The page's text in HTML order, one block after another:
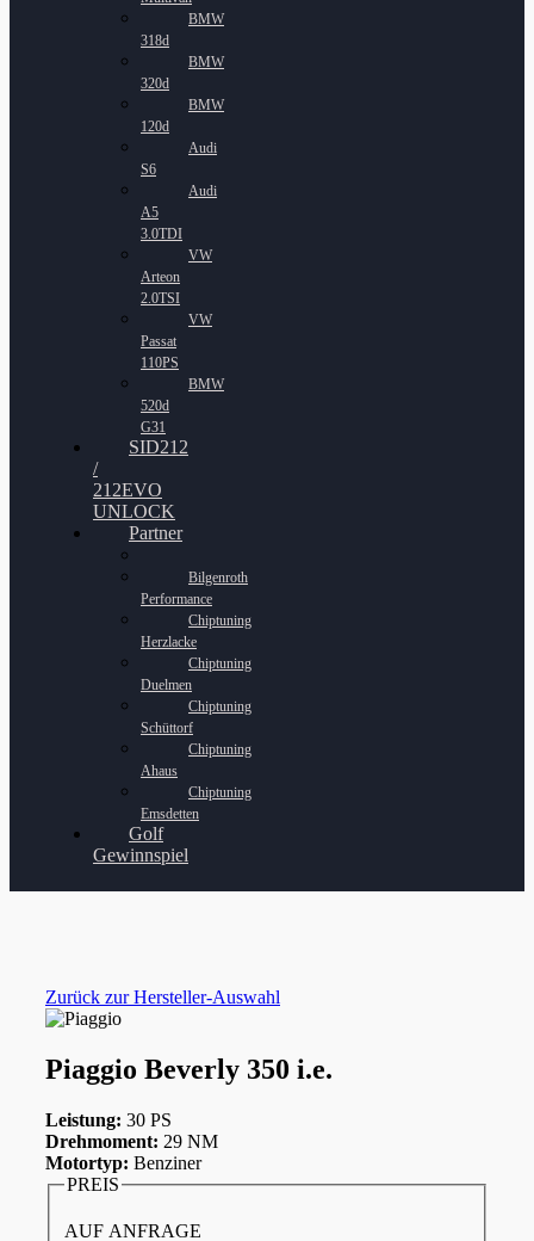
BMW
318d
BMW
320d
BMW
120d
Audi
S6
Audi
A5
3.0TDI
VW
Arteon
2.0TSI
VW
Passat
110PS
BMW
520d
G31
SID212
/
212EVO
UNLOCK
Partner
Bilgenroth
Performance
Chiptuning
Herzlacke
Chiptuning
Duelmen
Chiptuning
Schüttorf
Chiptuning
Ahaus
Chiptuning
Emsdetten
Golf
Gewinnspiel
Zurück zur Hersteller-Auswahl
Piaggio Beverly 350 i.e.
Leistung: 30 PS
Drehmoment: 29 NM
Motortyp: Benziner
PREIS
AUF ANFRAGE